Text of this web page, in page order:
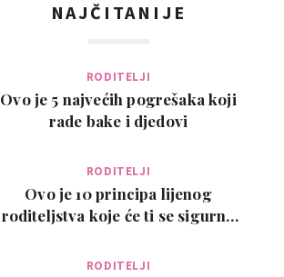
NAJČITANIJE
RODITELJI
Ovo je 5 najvećih pogrešaka koji
rade bake i djedovi
RODITELJI
Ovo je 10 principa lijenog
roditeljstva koje će ti se sigurno
RODITELJI